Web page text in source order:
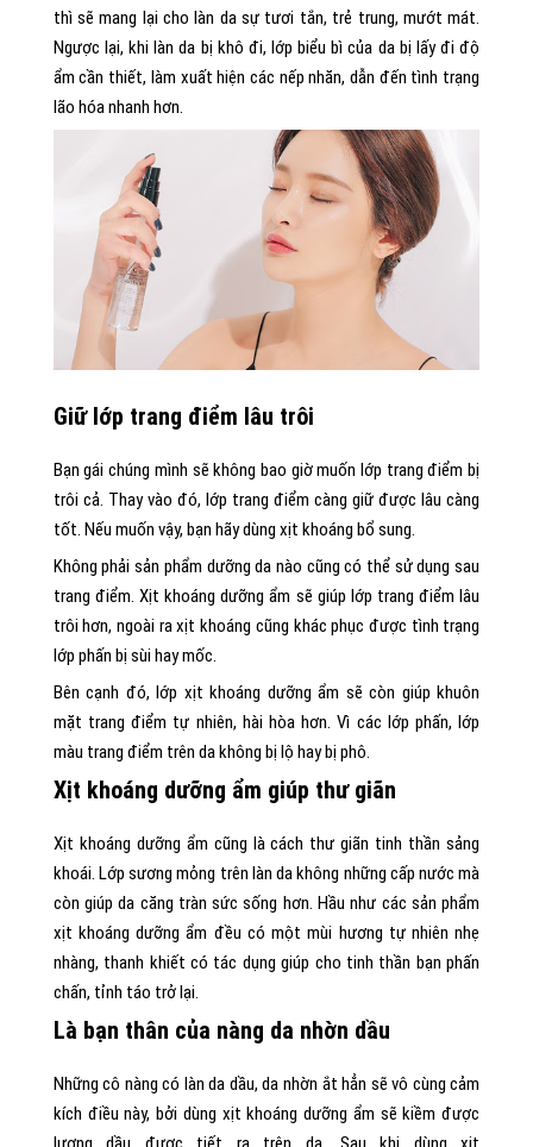
thì sẽ mang lại cho làn da sự tươi tắn, trẻ trung, mướt mát.
Ngược lại, khi làn da bị khô đi, lớp biểu bì của da bị lấy đi độ
ẩm cần thiết, làm xuất hiện các nếp nhăn, dẫn đến tình trạng
lão hóa nhanh hơn.
Giữ lớp trang điểm lâu trôi
Bạn gái chúng mình sẽ không bao giờ muốn lớp trang điểm bị
trôi cả. Thay vào đó, lớp trang điểm càng giữ được lâu càng
tốt. Nếu muốn vậy, bạn hãy dùng xịt khoáng bổ sung.
Không phải sản phẩm dưỡng da nào cũng có thể sử dụng sau
trang điểm. Xịt khoáng dưỡng ẩm sẽ giúp lớp trang điểm lâu
trôi hơn, ngoài ra xịt khoáng cũng khác phục được tình trạng
lớp phấn bị sùi hay mốc.
Bên cạnh đó, lớp xịt khoáng dưỡng ẩm sẽ còn giúp khuôn
mặt trang điểm tự nhiên, hài hòa hơn. Vì các lớp phấn, lớp
màu trang điểm trên da không bị lộ hay bị phô.
Xịt khoáng dưỡng ẩm giúp thư giãn
Xịt khoáng dưỡng ẩm cũng là cách thư giãn tinh thần sảng
khoái. Lớp sương mỏng trên làn da không những cấp nước mà
còn giúp da căng tràn sức sống hơn. Hầu như các sản phẩm
xịt khoáng dưỡng ẩm đều có một mùi hương tự nhiên nhẹ
nhàng, thanh khiết có tác dụng giúp cho tinh thần bạn phấn
chấn, tỉnh táo trở lại.
Là bạn thân của nàng da nhờn dầu
Những cô nàng có làn da dầu, da nhờn ắt hẳn sẽ vô cùng cảm
kích điều này, bởi dùng xịt khoáng dưỡng ẩm sẽ kiềm được